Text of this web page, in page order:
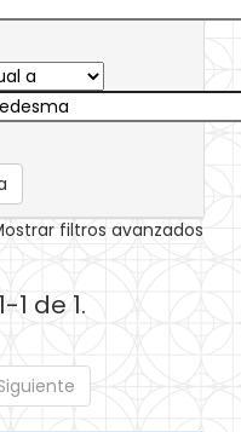
filtros avanzados
1 de 1.